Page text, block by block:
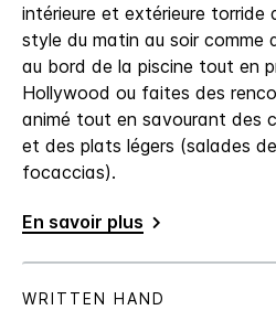
intérieure et extérieure torride
style du matin au soir comme
au bord de la piscine tout en
Hollywood ou faites des
animé tout en savourant des
et des plats légers (salades
focaccias).
En savoir plus